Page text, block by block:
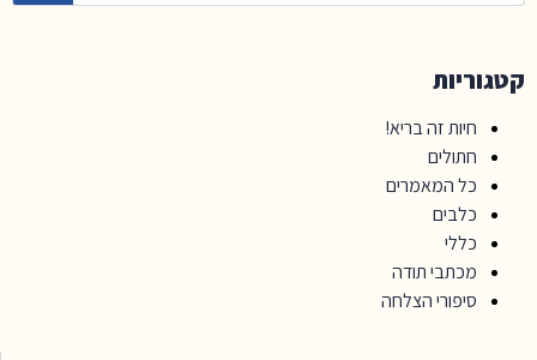
קטגוריות
חיות זה בריא!
חתולים
כל המאמרים
כלבים
כללי
מכתבי תודה
סיפורי הצלחה